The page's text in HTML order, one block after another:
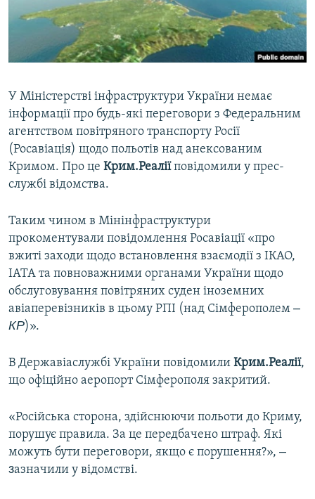
ВІДЕОУРОКИ «ELIFBE»
СВІДЧЕННЯ ОКУПАЦІЇ
УКРАЇНСЬКА ПРОБЛЕМА КРИМУ
Русский
Qırımtatar
Усі сайти RFE/RL
У Міністерстві інфраструктури України немає
інформації про будь-які переговори з Федеральним
агентством повітряного транспорту Росії
(Росавіація) щодо польотів над анексованим
Кримом. Про це Крим.Реаліїповідомили у прес-
службі відомства.
Таким чином в Мінінфраструктури
прокоментували повідомлення Росавіації «про
вжиті заходи щодо встановлення взаємодії з ІКАО,
ІАТА та повноважними органами України щодо
обслуговування повітряних суден іноземних
авіаперевізників в цьому РПІ (над Сімферополем –
КР)».
В Державіаслужбі України повідомили Крим.Реалії,
що офіційно аеропорт Сімферополя закритий.
«Російська сторона, здійснюючи польоти до Криму,
порушує правила. За це передбачено штраф. Які
можуть бути переговори, якщо є порушення?», –
зазначили у відомстві.